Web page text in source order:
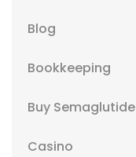
Blog
Bookkeeping
Buy Semaglutide
Casino